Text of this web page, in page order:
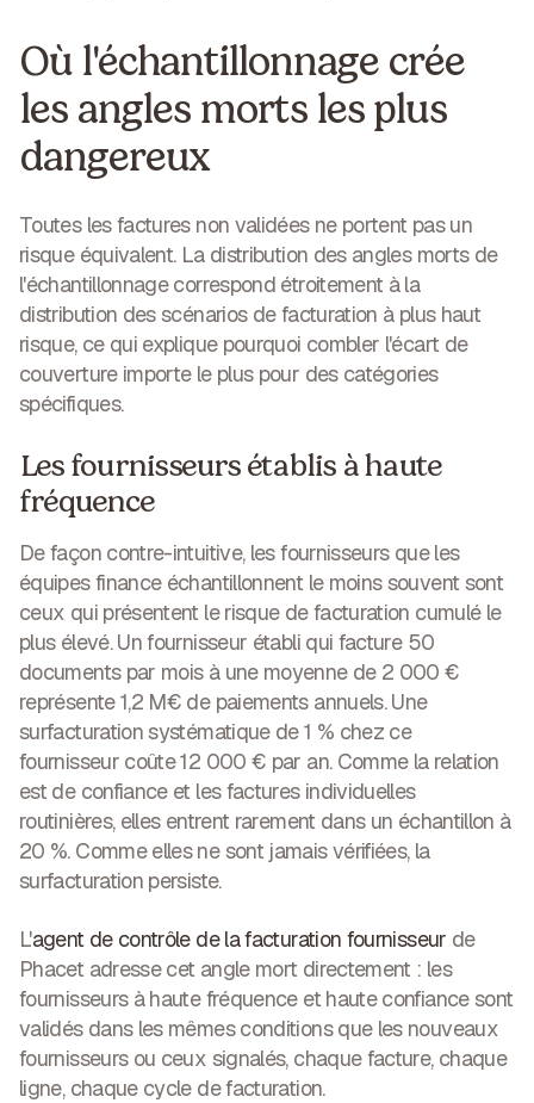
Où l'échantillonnage crée
les angles morts les plus
dangereux
Toutes les factures non validées ne portent pas un
risque équivalent. La distribution des angles morts de
l'échantillonnage correspond étroitement à la
distribution des scénarios de facturation à plus haut
risque, ce qui explique pourquoi combler l'écart de
couverture importe le plus pour des catégories
spécifiques.
Les fournisseurs établis à haute
fréquence
De façon contre-intuitive, les fournisseurs que les
équipes finance échantillonnent le moins souvent sont
ceux qui présentent le risque de facturation cumulé le
plus élevé. Un fournisseur établi qui facture 50
documents par mois à une moyenne de 2 000 €
représente 1,2 M€ de paiements annuels. Une
surfacturation systématique de 1 % chez ce
fournisseur coûte 12 000 € par an. Comme la relation
est de confiance et les factures individuelles
routinières, elles entrent rarement dans un échantillon à
20 %. Comme elles ne sont jamais vérifiées, la
surfacturation persiste.
L'agent de contrôle de la facturation fournisseur de
Phacet adresse cet angle mort directement : les
fournisseurs à haute fréquence et haute confiance sont
validés dans les mêmes conditions que les nouveaux
fournisseurs ou ceux signalés, chaque facture, chaque
ligne, chaque cycle de facturation.